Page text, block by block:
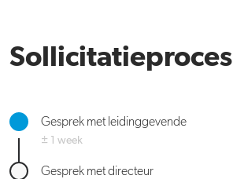
Sollicitatieproces
Gesprek met leidinggevende
± 1 week
Gesprek met directeur